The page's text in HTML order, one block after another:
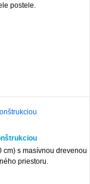
postele.
s masívnou drevenou
priestoru.